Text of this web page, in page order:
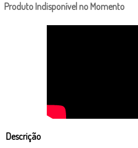
Produto Indisponível no Momento
Descrição